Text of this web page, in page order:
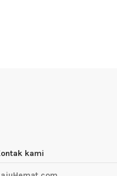
kami